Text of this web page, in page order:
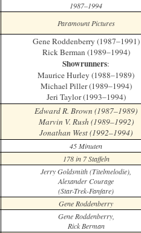
1987–1994
Paramount Pictures
Gene Roddenberry (1987–1991)
Rick Berman (1989–1994)
Showrunners:
Maurice Hurley (1988–1989)
Michael Piller (1989–1994)
Jeri Taylor (1993–1994)
Edward R. Brown (1987–1989)
Marvin V. Rush (1989–1992)
Jonathan West (1992–1994)
45 Minuten
178 in 7 Staffeln
Jerry Goldsmith (Titelmelodie),
Alexander Courage
(Star-Trek-Fanfare)
Gene Roddenberry
Gene Roddenberry,
Rick Berman